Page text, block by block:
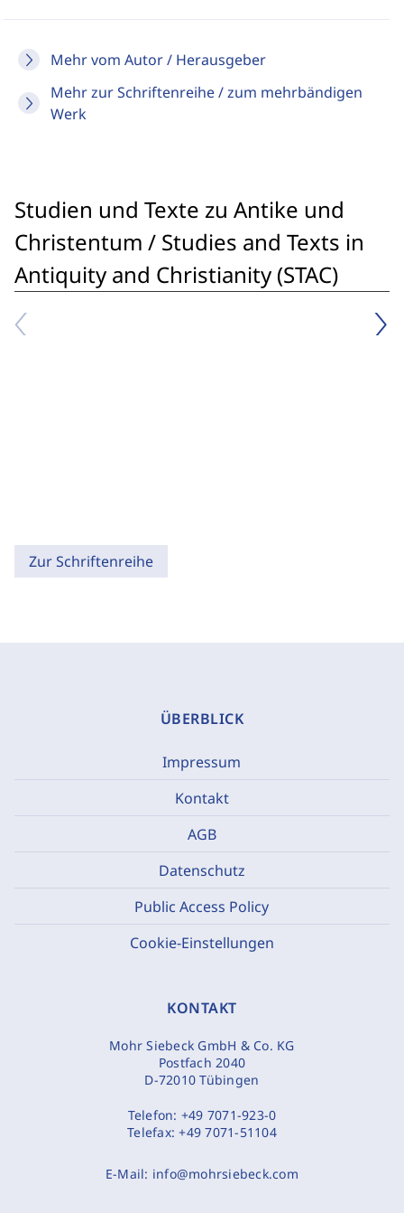
Mehr vom Autor / Herausgeber
Mehr zur Schriftenreihe / zum mehrbändigen
Werk
Studien und Texte zu Antike und
Christentum / Studies and Texts in
Antiquity and Christianity (STAC)
Zur Schriftenreihe
ÜBERBLICK
Impressum
Kontakt
AGB
Datenschutz
Public Access Policy
Cookie-Einstellungen
KONTAKT
Mohr Siebeck GmbH & Co. KG
Postfach 2040
D-72010 Tübingen
Telefon: +49 7071-923-0
Telefax:+49 7071-51104
E-Mail: info@mohrsiebeck.com